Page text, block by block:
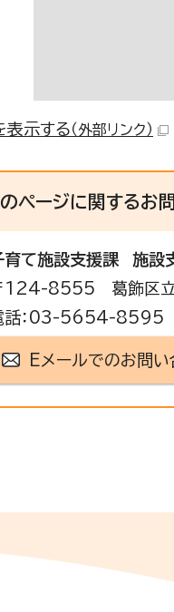
表示する（外部リンク）
ページに関するお
育て施設支援課
施設
124-8555 葛飾区
話：03-5654-8595
Eメールでのお問い